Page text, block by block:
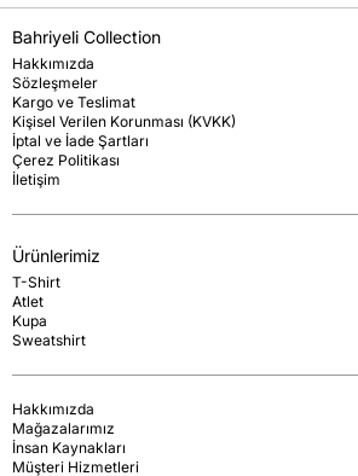
Bahriyeli Collection
Hakkımızda
Sözleşmeler
Kargo ve Teslimat
Kişisel Verilen Korunması (KVKK)
İptal ve İade Şartları
Çerez Politikası
İletişim
Ürünlerimiz
T-Shirt
Atlet
Kupa
Sweatshirt
Hakkımızda
Mağazalarımız
İnsan Kaynakları
Müşteri Hizmetleri